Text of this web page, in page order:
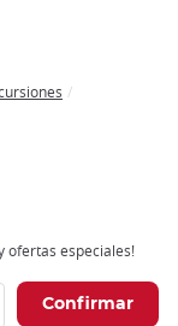
ofertas especiales!